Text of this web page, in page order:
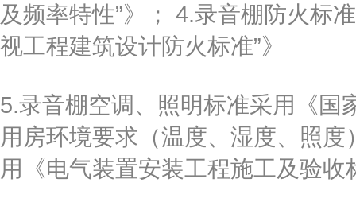
及频率特性”》； 4.录音棚防火标
视工程建筑设计防火标准”》
5.录音棚空调、照明标准采用《国
用房环境要求（温度、湿度、照
用《电气装置安装工程施工及验